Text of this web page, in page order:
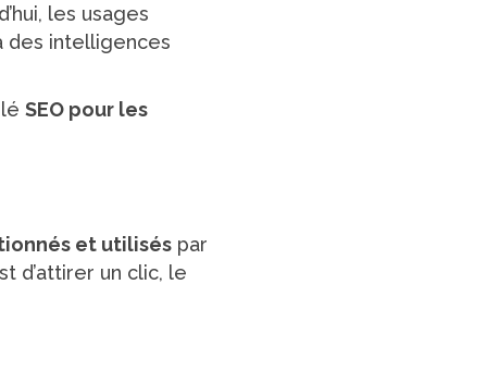
les usages
des intelligences
SEO pour les
et utilisés par
d’attirer un clic, le